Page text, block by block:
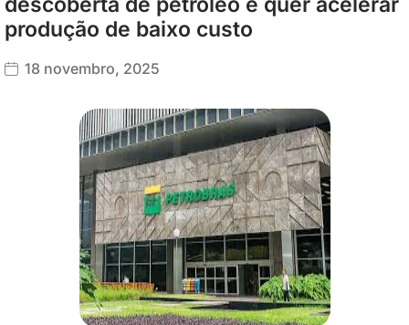
produção de baixo custo
18 novembro, 2025